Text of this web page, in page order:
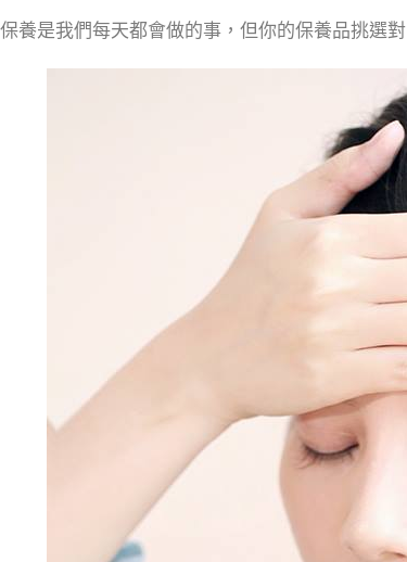
保養是我們每天都會做的事，但你的保養品挑選